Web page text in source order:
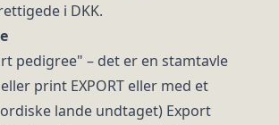
i DKK.
pedigree" – det er en stamtavle
print EXPORT eller med et
lande undtaget) Export